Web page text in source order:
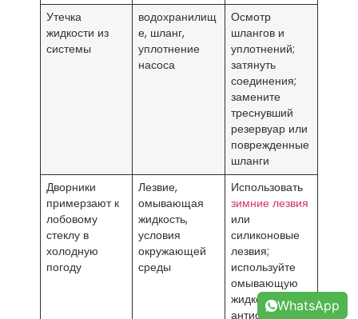
Утечка
жидкости из
системы
водохранилищ
е, шланг,
уплотнение
насоса
Осмотр
шлангов и
уплотнений;
затянуть
соединения;
замените
треснувший
резервуар или
поврежденные
шланги
Дворники
примерзают к
лобовому
стеклу в
холодную
погоду
Лезвие,
омывающая
жидкость,
условия
окружающей
среды
Использовать
зимние лезвия
или
силиконовые
лезвия;
используйте
омывающую
жидкость с
антифризом;
WhatsApp